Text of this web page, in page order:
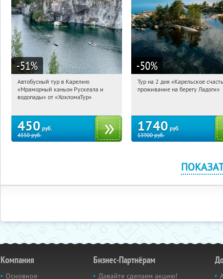
-51%
03:18:47 Купили:
Сенная площадь
Автобусный тур в Карелию
«Мраморный каньон Рускеала и
водопады» от «ХохломаТур»
450 руб.
4550руб.
-50%
03:18:47
Тур на 2 дня «Карельское
проживание на берегу Ладоги»
1740 руб.
13900руб.
Компания
Основное
Бизнес-Партнёрам
Давайте сделаем акцию!